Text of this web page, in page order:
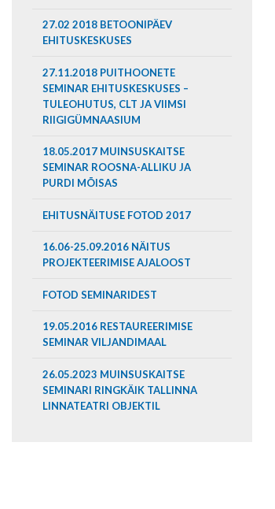
27.02 2018 BETOONIPÄEV
EHITUSKESKUSES
27.11.2018 PUITHOONETE
SEMINAR EHITUSKESKUSES –
TULEOHUTUS, CLT JA VIIMSI
RIIGIGÜMNAASIUM
18.05.2017 MUINSUSKAITSE
SEMINAR ROOSNA-ALLIKU JA
PURDI MÕISAS
EHITUSNÄITUSE FOTOD 2017
16.06-25.09.2016 NÄITUS
PROJEKTEERIMISE AJALOOST
FOTOD SEMINARIDEST
19.05.2016 RESTAUREERIMISE
SEMINAR VILJANDIMAAL
26.05.2023 MUINSUSKAITSE
SEMINARI RINGKÄIK TALLINNA
LINNATEATRI OBJEKTIL